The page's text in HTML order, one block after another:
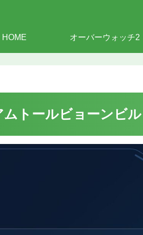
HOME オーバーウォッチ2
ムトールビョーンビ